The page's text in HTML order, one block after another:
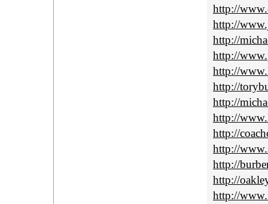
http://
http://
http://
http://
http://
http://
http://
http://
http://
http://
http://
http://
http://